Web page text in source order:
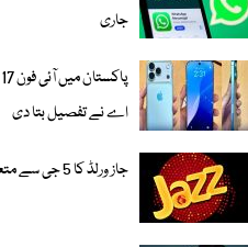
جاری
اے نے تفصیل بتا دی
جاز ورلڈ کا 5 جی سے متعلق بڑا اعلان